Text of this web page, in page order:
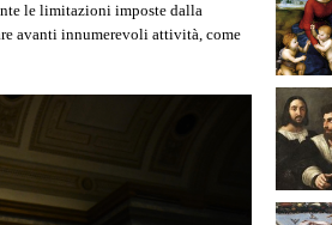
le limitazioni imposte dalla
avanti innumerevoli attività, come